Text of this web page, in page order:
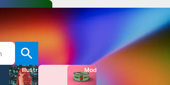
Illustrations Modèles
Taille
19.11 MB
Ajouter un avis
Signaler un problème
Autres applis